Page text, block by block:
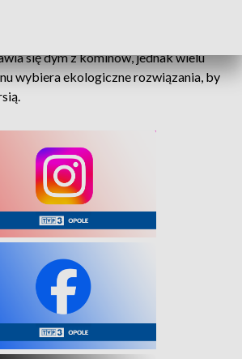
się dym z kominów, jednak wielu
wybiera ekologiczne rozwiązania, by